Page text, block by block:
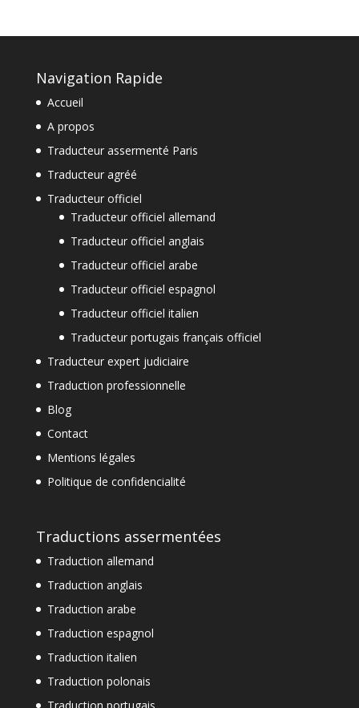
Navigation Rapide
Accueil
A propos
Traducteur assermenté Paris
Traducteur agréé
Traducteur officiel
Traducteur officiel allemand
Traducteur officiel anglais
Traducteur officiel arabe
Traducteur officiel espagnol
Traducteur officiel italien
Traducteur portugais français officiel
Traducteur expert judiciaire
Traduction professionnelle
Blog
Contact
Mentions légales
Politique de confidencialité
Traductions assermentées
Traduction allemand
Traduction anglais
Traduction arabe
Traduction espagnol
Traduction italien
Traduction polonais